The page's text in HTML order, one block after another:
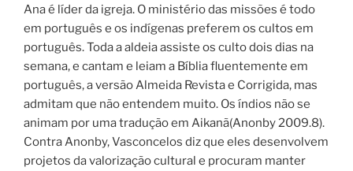
Ana é líder da igreja. O ministério das missões é todo
em português e os indígenas preferem os cultos em
português. Toda a aldeia assiste os culto dois dias na
semana, e cantam e leiam a Bíblia fluentemente em
português, a versão Almeida Revista e Corrigida, mas
admitam que não entendem muito. Os índios não se
animam por uma tradução em Aikanã(Anonby 2009.8).
Contra Anonby, Vasconcelos diz que eles desenvolvem
projetos da valorização cultural e procuram manter